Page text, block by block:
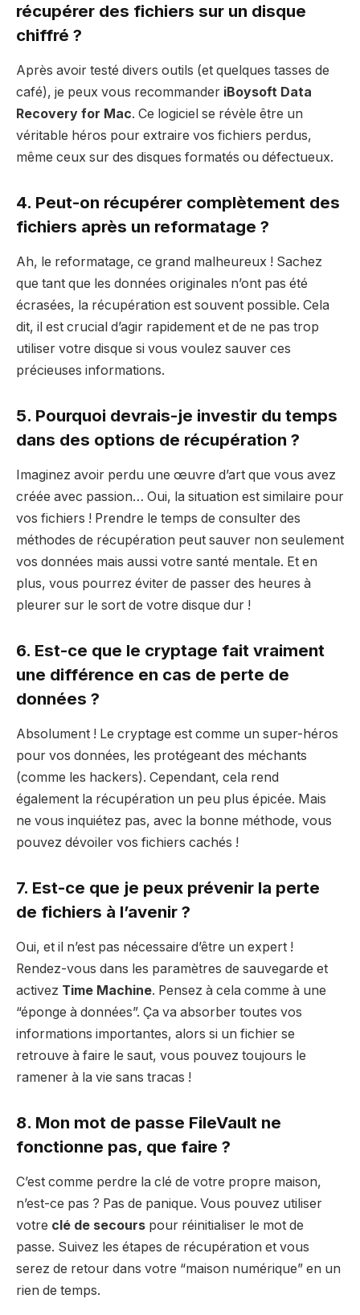
récupérer des fichiers sur un disque
chiffré ?
Après avoir testé divers outils (et quelques tasses de
café), je peux vous recommander iBoysoft Data
Recovery for Mac. Ce logiciel se révèle être un
véritable héros pour extraire vos fichiers perdus,
même ceux sur des disques formatés ou défectueux.
4. Peut-on récupérer complètement des
fichiers après un reformatage ?
Ah, le reformatage, ce grand malheureux ! Sachez
que tant que les données originales n’ont pas été
écrasées, la récupération est souvent possible. Cela
dit, il est crucial d’agir rapidement et de ne pas trop
utiliser votre disque si vous voulez sauver ces
précieuses informations.
5. Pourquoi devrais-je investir du temps
dans des options de récupération ?
Imaginez avoir perdu une œuvre d’art que vous avez
créée avec passion… Oui, la situation est similaire pour
vos fichiers ! Prendre le temps de consulter des
méthodes de récupération peut sauver non seulement
vos données mais aussi votre santé mentale. Et en
plus, vous pourrez éviter de passer des heures à
pleurer sur le sort de votre disque dur !
6. Est-ce que le cryptage fait vraiment
une différence en cas de perte de
données ?
Absolument ! Le cryptage est comme un super-héros
pour vos données, les protégeant des méchants
(comme les hackers). Cependant, cela rend
également la récupération un peu plus épicée. Mais
ne vous inquiétez pas, avec la bonne méthode, vous
pouvez dévoiler vos fichiers cachés !
7. Est-ce que je peux prévenir la perte
de fichiers à l’avenir ?
Oui, et il n’est pas nécessaire d’être un expert !
Rendez-vous dans les paramètres de sauvegarde et
activez Time Machine. Pensez à cela comme à une
“éponge à données”. Ça va absorber toutes vos
informations importantes, alors si un fichier se
retrouve à faire le saut, vous pouvez toujours le
ramener à la vie sans tracas !
8. Mon mot de passe FileVault ne
fonctionne pas, que faire ?
C’est comme perdre la clé de votre propre maison,
n’est-ce pas ? Pas de panique. Vous pouvez utiliser
votre clé de secours pour réinitialiser le mot de
passe. Suivez les étapes de récupération et vous
serez de retour dans votre “maison numérique” en un
rien de temps.